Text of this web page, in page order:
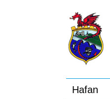
Hafan